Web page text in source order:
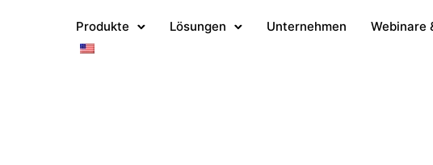
Produkte Lösungen Unternehmen Webinare